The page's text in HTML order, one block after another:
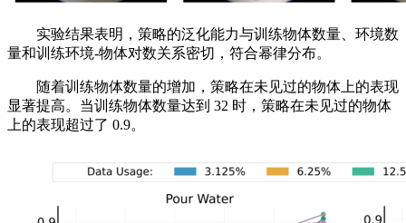
实验结果表明，策略的泛化能力与训练物体数量、环境数
量和训练环境-物体对数关系密切，符合幂律分布。
随着训练物体数量的增加，策略在未见过的物体上的表现
显著提高。当训练物体数量达到 32 时，策略在未见过的物体
上的表现超过了 0.9。